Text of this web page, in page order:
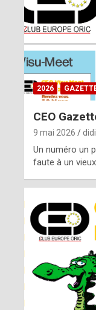
ff
2026
CEO
9 mai 2026
Un numéro un
faute à un